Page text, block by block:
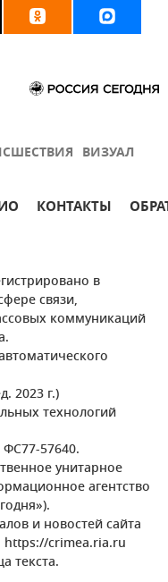
ВИЗУАЛ
КОНТАКТЫ
в
связи,
коммуникаций
2023 г.)
технологий
57640.
унитарное
агентство
и новостей сайта
crimea.ria.ru
текста.